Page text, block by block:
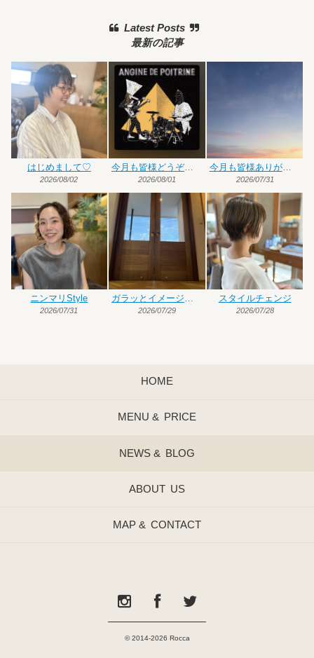
Latest Posts
最新の記事
はじめまして♡
2026/08/02
今月も皆様どうぞよろしくお願いいたします
2026/08/01
今月も皆様ありがとうございました
2026/07/31
ニンマリStyle
2026/07/31
ガラッとイメージチェンジ
2026/07/29
スタイルチェンジ
2026/07/28
HOME
MENU & PRICE
NEWS & BLOG
ABOUT US
MAP & CONTACT
© 2014-2026 Rocca